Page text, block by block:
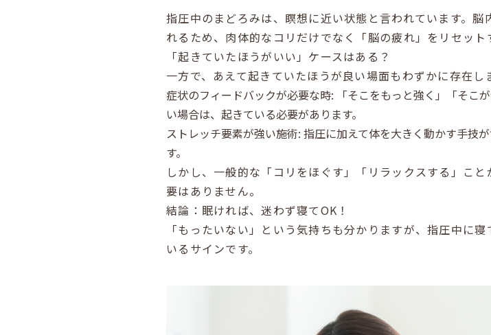
指圧中のまどろみは、瞑想に近い状態と言われています。
れるため、肉体的なコリだけでなく「脳の疲れ」をリセット
「起きていたほうがいい」ケースはある？
一方で、あえて起きていたほうが良い場面もわずかに存在し
症状のフィードバックが必要な時: 「そこをもっと強く」「そこ
い場合は、起きている必要があります。
ストレッチ要素が強い施術: 指圧に加えて体を大きく動かす手技
す。
しかし、一般的な「コリをほぐす」「リラックスする」こ
要はありません。
結論：眠ければ、迷わず寝てOK！
「もったいない」という気持ちも分かりますが、指圧中に
いるサインです。